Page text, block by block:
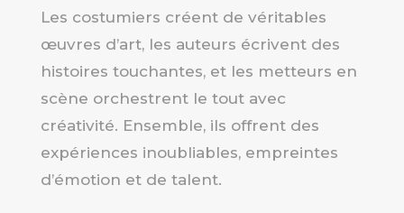
Les costumiers créent de véritables
œuvres d’art, les auteurs écrivent des
histoires touchantes, et les metteurs en
scène orchestrent le tout avec
créativité. Ensemble, ils offrent des
expériences inoubliables, empreintes
d’émotion et de talent.